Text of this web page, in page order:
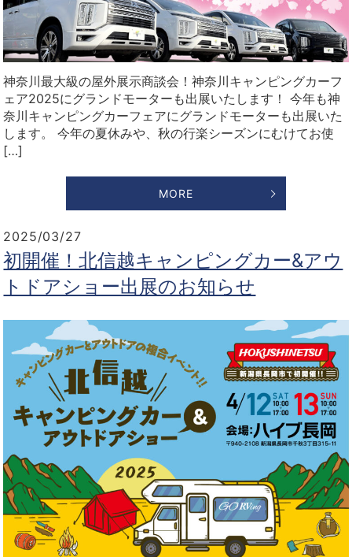
神奈川最大級の屋外展示商談会！神奈川キャンピングカーフ
ェア2025にグランドモーターも出展いたします！ 今年も神
奈川キャンピングカーフェアにグランドモーターも出展いた
します。 今年の夏休みや、秋の行楽シーズンにむけてお使
[…]
MORE
2025/03/27
初開催！北信越キャンピングカー&アウ
トドアショー出展のお知らせ